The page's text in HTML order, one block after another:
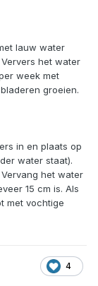
lauw water
het water
week met
groeien.
in en plaats op
water staat).
het water
15 cm is. Als
met vochtige
4